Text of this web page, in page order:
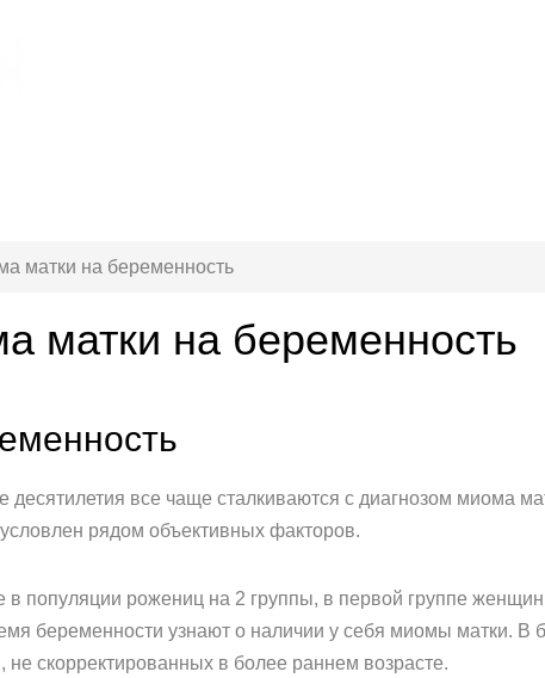
матки на беременность
матки на беременность
все чаще сталкиваются с диагнозом миома
рядом объективных факторов.
в популяции рожениц на 2 группы, в первой группе
беременности узнают о наличии у себя миомы матки. В
скорректированных в более раннем возрасте.